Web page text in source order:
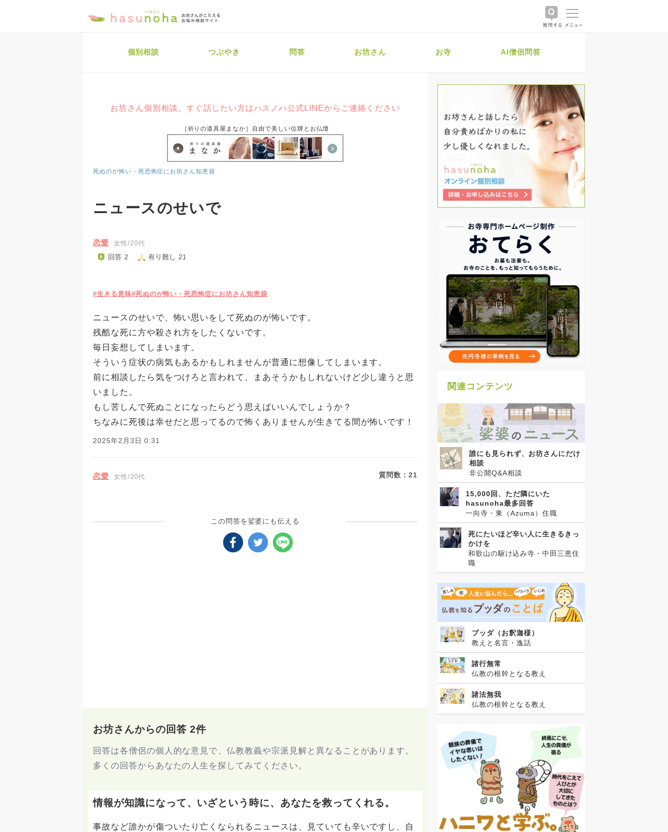
個別相談 つぶやき 問答 お坊さん お寺 AI僧侶問答
お坊さん個別相談。すぐ話したい方はハスノハ公式LINEからご連絡ください
［祈りの道具屋まなか］自由で美しい位牌とお仏壇
死ぬのが怖い・死恐怖症にお坊さん知恵袋
ニュースのせいで
恋愛 女性/20代
回答 2 有り難し 21
#生きる意味#死ぬのが怖い・死恐怖症にお坊さん知恵袋
ニュースのせいで、怖い思いをして死ぬのが怖いです。
残酷な死に方や殺され方をしたくないです。
毎日妄想してしまいます。
そういう症状の病気もあるかもしれませんが普通に想像してしまいます。
前に相談したら気をつけろと言われて、まあそうかもしれないけど少し違うと思
いました。
もし苦しんで死ぬことになったらどう思えばいいんでしょうか？
ちなみに死後は幸せだと思ってるので怖くありませんが生きてる間が怖いです！
2025年2月3日 0:31
恋愛 女性/20代 質問数：21
この問答を娑婆にも伝える
お坊さんからの回答 2件
回答は各僧侶の個人的な意見で、仏教教義や宗派見解と異なることがあります。
多くの回答からあなたの人生を探してみてください。
情報が知識になって、いざという時に、あなたを救ってくれる。
事故など誰かが傷ついたり亡くなられるニュースは、見ていても辛いですし、自
関連コンテンツ
誰にも見られず、お坊さんにだけ
相談
非公開Q&A相談
15,000回、ただ隣にいた
hasunoha最多回答
一向寺・東（Azuma）住職
死にたいほど辛い人に生きるきっ
かけを
和歌山の駆け込み寺・中田三恵住
職
ブッダ（お釈迦様）
教えと名言・逸話
諸行無常
仏教の根幹となる教え
諸法無我
仏教の根幹となる教え